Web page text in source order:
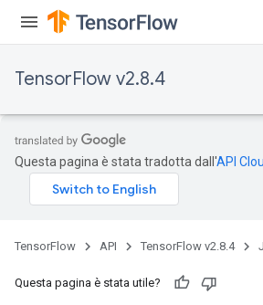
TensorFlow v2.8.4
Questa pagina è stata tradotta dall'API
TensorFlow API TensorFlow v2.8.4
Questa pagina è stata utile?